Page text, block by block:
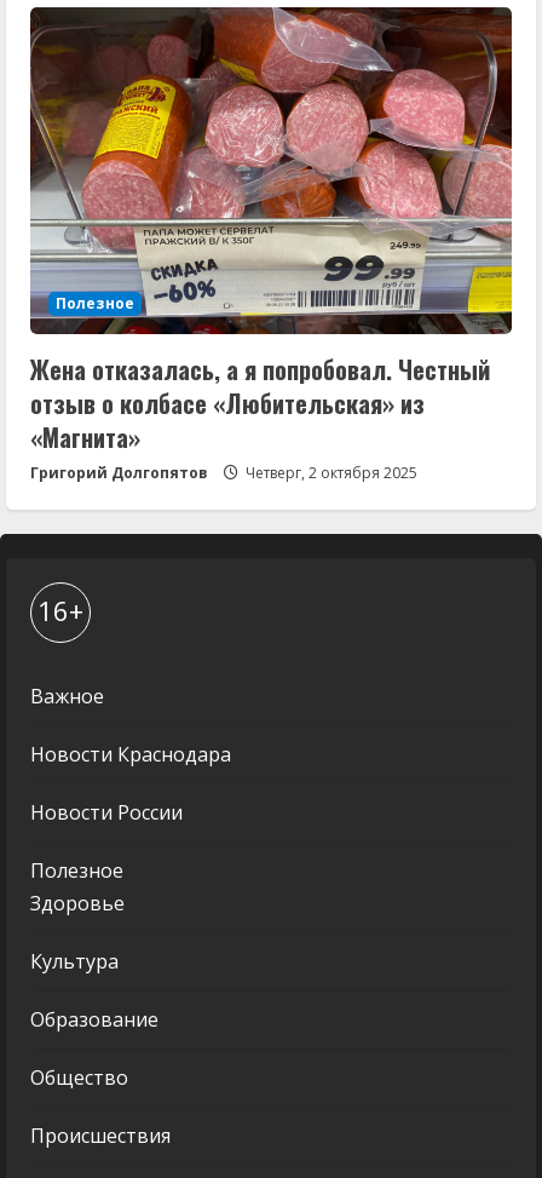
Полезное
Жена отказалась, а я попробовал. Честный
отзыв о колбасе «Любительская» из
«Магнита»
Григорий Долгопятов Четверг, 2 октября 2025
16+
Важное
Новости Краснодара
Новости России
Полезное
Здоровье
Культура
Образование
Общество
Происшествия